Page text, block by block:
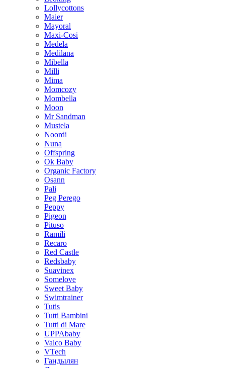
Lollycottons
Maier
Mayoral
Maxi-Cosi
Medela
Medilana
Mibella
Milli
Mima
Momcozy
Mombella
Moon
Mr Sandman
Mustela
Noordi
Nuna
Offspring
Ok Baby
Organic Factory
Osann
Pali
Peg Perego
Peppy
Pigeon
Pituso
Ramili
Recaro
Red Castle
Redsbaby
Suavinex
Somelove
Sweet Baby
Swimtrainer
Tutis
Tutti Bambini
Tutti di Mare
UPPAbaby
Valco Baby
VTech
Гандылян